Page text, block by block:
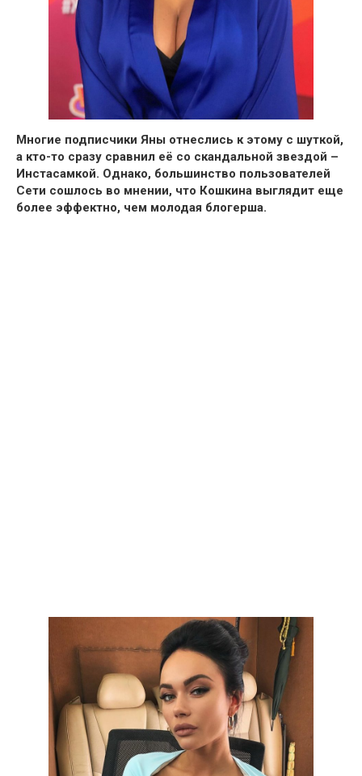
Многие подписчики Яны отнеслись к этому с шуткой,
а кто-то сразу сравнил её со скандальной звездой –
Инстасамкой. Однако, большинство пользователей
Сети сошлось во мнении, что Кошкина выглядит еще
более эффектно, чем молодая блогерша.